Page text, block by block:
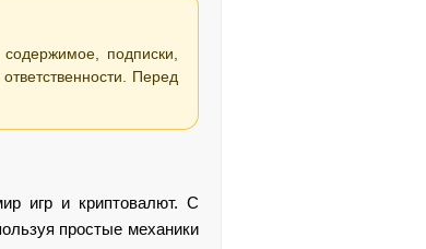
содержимое, подписки,
Перед
игр и криптовалют. С
простые механики